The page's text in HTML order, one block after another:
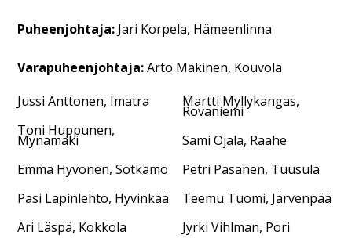
Puheenjohtaja: Jari Korpela, Hämeenlinna
Varapuheenjohtaja:Arto Mäkinen, Kouvola
Jussi Anttonen, Imatra
Toni Huppunen,
Mynämäki
Emma Hyvönen, Sotkamo
Pasi Lapinlehto, Hyvinkää
Ari Läspä, Kokkola
Martti Myllykangas,
Rovaniemi
Sami Ojala, Raahe
Petri Pasanen, Tuusula
Teemu Tuomi, Järvenpää
Jyrki Vihlman, Pori